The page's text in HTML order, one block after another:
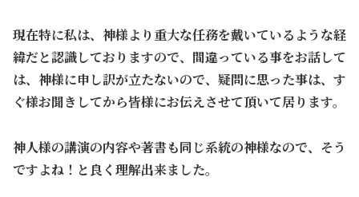
現在特に私は、神様より重大な任務を戴いているような経
緯だと認識しておりますので、間違っている事をお話して
は、神様に申し訳が立たないので、疑問に思った事は、す
ぐ様お聞きしてから皆様にお伝えさせて頂いて居ります。
神人様の講演の内容や著書も同じ系統の神様なので、そう
ですよね！と良く理解出来ました。